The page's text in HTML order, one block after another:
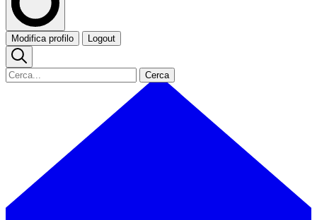
Modifica profilo Logout
Cerca